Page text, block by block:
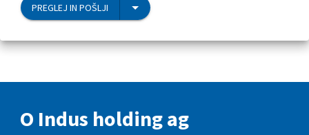
PREGLEJ IN POŠLJI
O Indus holding ag